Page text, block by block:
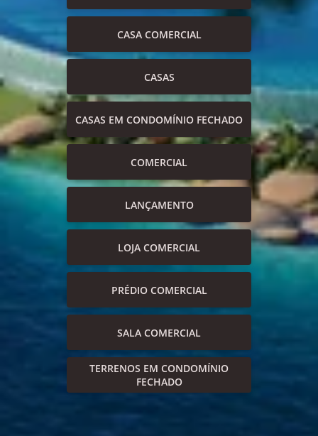
CASA COMERCIAL
CASAS
CASAS EM CONDOMÍNIO FECHADO
COMERCIAL
LANÇAMENTO
LOJA COMERCIAL
PRÉDIO COMERCIAL
SALA COMERCIAL
TERRENOS EM CONDOMÍNIO
FECHADO